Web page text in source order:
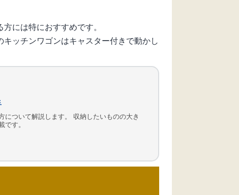
には特におすすめです。
ッチンワゴンはキャスター付きで動かし
ついて解説します。 収納したいものの大き
す。